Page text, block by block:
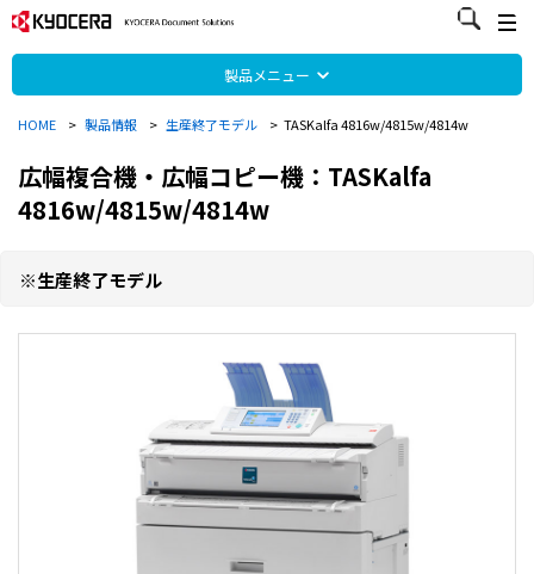
製品メニュー
HOME > 製品情報 > 生産終了モデル > TASKalfa 4816w/4815w/4814w
広幅複合機・広幅コピー機：TASKalfa
4816w/4815w/4814w
※生産終了モデル